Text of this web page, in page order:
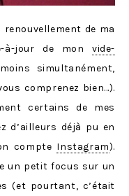
renouvellement de ma
à-jour de mon vide-
simultanément,
comprenez bien…).
certains de mes
d’ailleurs déjà pu en
compte Instagram).
un petit focus sur un
(et pourtant, c’était